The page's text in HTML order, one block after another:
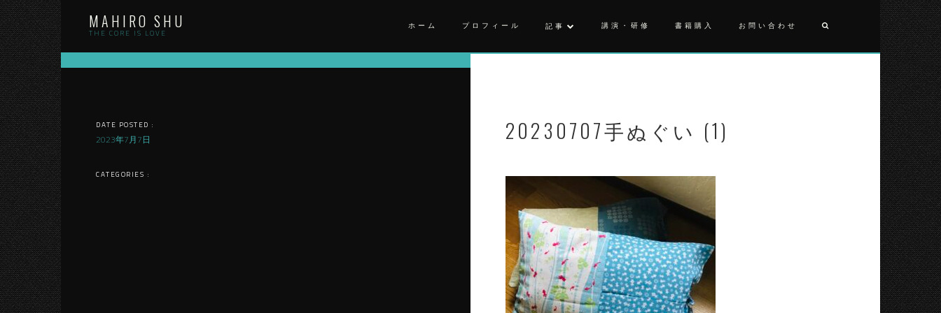
Skip
to
content
MAHIRO SHU
THE CORE IS LOVE
ホーム プロフィール 記事 講演・研修 書籍購入 お問い合わせ
DATE POSTED :
2023年7月7日
CATEGORIES :
20230707手ぬぐい (1)
投
稿
ナ
ビ
ゲ
ー
シ
ョ
ン
手
ぬ
ぐ
い
(1)